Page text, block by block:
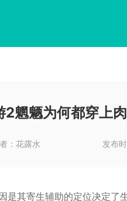
2魍魉为何都穿上
： 花露水 发布时
其寄生辅助的定位决定了